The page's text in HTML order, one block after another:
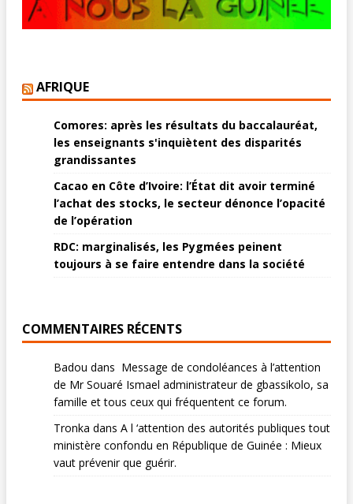
AFRIQUE
Comores: après les résultats du baccalauréat,
les enseignants s'inquiètent des disparités
grandissantes
Cacao en Côte d’Ivoire: l’État dit avoir terminé
l’achat des stocks, le secteur dénonce l’opacité
de l’opération
RDC: marginalisés, les Pygmées peinent
toujours à se faire entendre dans la société
COMMENTAIRES RÉCENTS
Badou dans Message de condoléances à l’attention
de Mr Souaré Ismael administrateur de gbassikolo, sa
famille et tous ceux qui fréquentent ce forum.
Tronka dans A l ‘attention des autorités publiques tout
ministère confondu en République de Guinée : Mieux
vaut prévenir que guérir.